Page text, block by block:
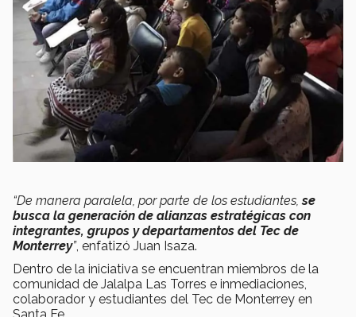
“De manera paralela, por parte de los estudiantes,se
busca la generación de alianzas estratégicas con
integrantes, grupos y departamentos del Tec de
Monterrey”, enfatizó Juan Isaza.
Dentro de la iniciativa se encuentran miembros de la
comunidad de Jalalpa Las Torres e inmediaciones,
colaborador y estudiantes del Tec de Monterrey en